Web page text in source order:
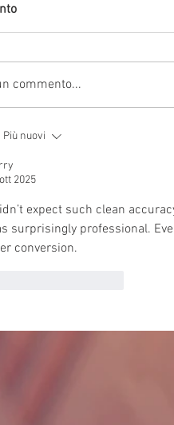
commento...
Più nuovi
2025
expect such clean
surprisingly professional.
conversion.